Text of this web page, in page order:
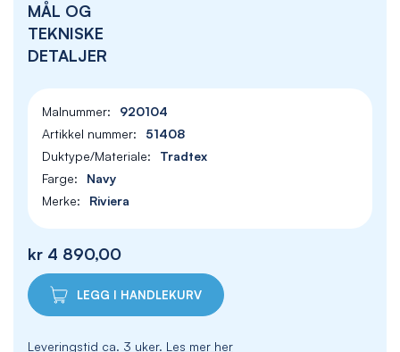
MÅL OG
TEKNISKE
DETALJER
920104
51408
Tradtex
Navy
Riviera
kr 4 890,00
LEGG I HANDLEKURV
Leveringstid ca. 3 uker. Les mer her